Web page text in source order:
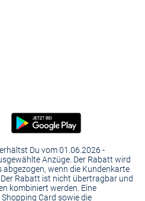
Du vom 01.06.2026 -
Anzüge. Der Rabatt wird
wenn die Kundenkarte
Rabatt ist nicht übertragbar und
kombiniert werden. Eine
Card sowie die